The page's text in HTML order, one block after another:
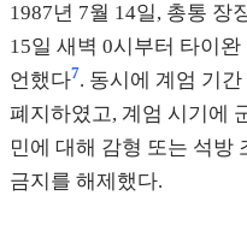
1987년 7월 14일, 총통 장
15일 새벽 0시부터 타이
언했다7. 동시에 계엄 기
폐지하였고, 계엄 시기에
민에 대해 감형 또는 석방
금지를 해제했다.